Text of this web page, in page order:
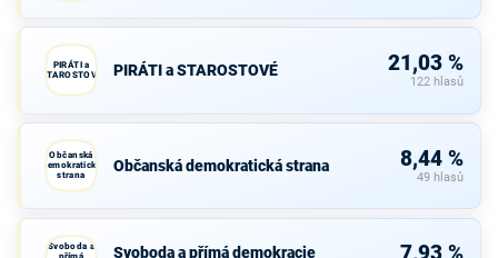
PIRÁTI a
STAROSTOVÉ
PIRÁTI a STAROSTOVÉ 21,03 %
122 hlasů
Občanská
demokratická
strana
Občanská demokratická strana 8,44 %
49 hlasů
Svoboda a
přímá
Svoboda a přímá demokracie